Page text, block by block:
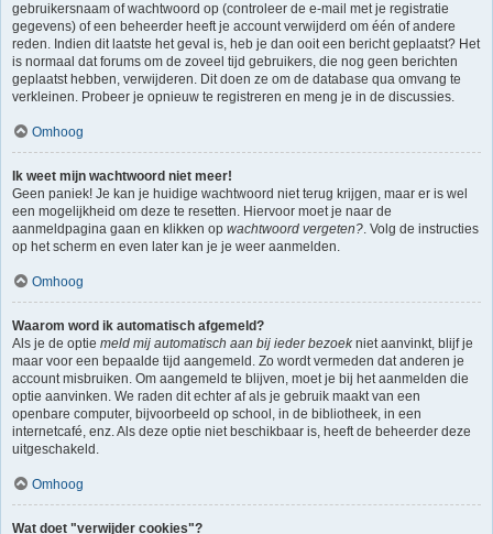
gebruikersnaam of wachtwoord op (controleer de e-mail met je registratie
gegevens) of een beheerder heeft je account verwijderd om één of andere
reden. Indien dit laatste het geval is, heb je dan ooit een bericht geplaatst? Het
is normaal dat forums om de zoveel tijd gebruikers, die nog geen berichten
geplaatst hebben, verwijderen. Dit doen ze om de database qua omvang te
verkleinen. Probeer je opnieuw te registreren en meng je in de discussies.
Omhoog
Ik weet mijn wachtwoord niet meer!
Geen paniek! Je kan je huidige wachtwoord niet terug krijgen, maar er is wel
een mogelijkheid om deze te resetten. Hiervoor moet je naar de
aanmeldpagina gaan en klikken op wachtwoord vergeten?. Volg de instructies
op het scherm en even later kan je je weer aanmelden.
Omhoog
Waarom word ik automatisch afgemeld?
Als je de optie meld mij automatisch aan bij ieder bezoekniet aanvinkt, blijf je
maar voor een bepaalde tijd aangemeld. Zo wordt vermeden dat anderen je
account misbruiken. Om aangemeld te blijven, moet je bij het aanmelden die
optie aanvinken. We raden dit echter af als je gebruik maakt van een
openbare computer, bijvoorbeeld op school, in de bibliotheek, in een
internetcafé, enz. Als deze optie niet beschikbaar is, heeft de beheerder deze
uitgeschakeld.
Omhoog
Wat doet "verwijder cookies"?